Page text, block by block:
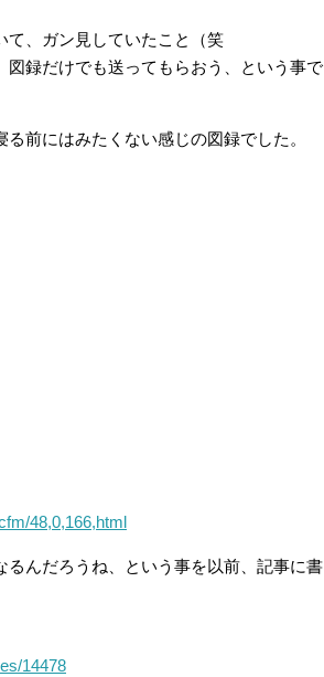
て、ガン見していたこと（笑
録だけでも送ってもらおう、という事で
前にはみたくない感じの図録でした。
48,0,166,html
んだろうね、という事を以前、記事に書
14478